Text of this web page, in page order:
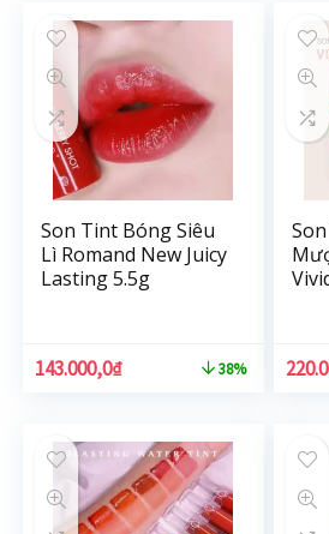
Son Tint Bóng Siêu
Lì Romand New Juicy
Lasting 5.5g
143.000,0₫ 38%